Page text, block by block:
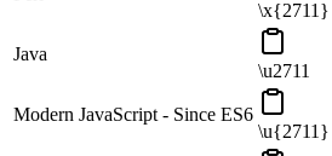
\x{2711}
Java
\u2711
Modern JavaScript - Since ES6
\u{2711}